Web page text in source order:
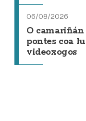
06/08/2026
O
pontes coa
videoxogos